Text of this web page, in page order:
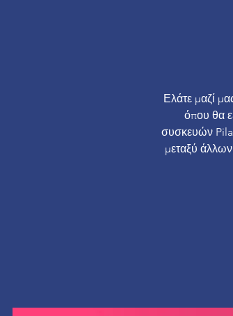
Ελάτε μαζί
όπου θα
συσκευών
μεταξύ